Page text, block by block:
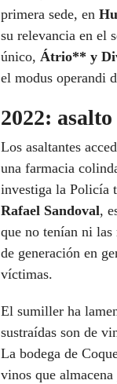
primera sede, en
su relevancia en el
único, Átrio** y
el modus operandi
2022:
Los asaltantes
una farmacia
investiga la Policía
Rafael Sandoval,
que no tenían ni las
de generación en
víctimas.
El sumiller ha
sustraídas son de
La bodega de
vinos que